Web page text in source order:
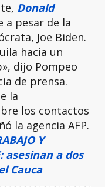
Donald
a pesar de la
Joe Biden.
hacia un
dijo Pompeo
de prensa.
la
los contactos
la agencia AFP.
Y
asesinan a dos
Cauca